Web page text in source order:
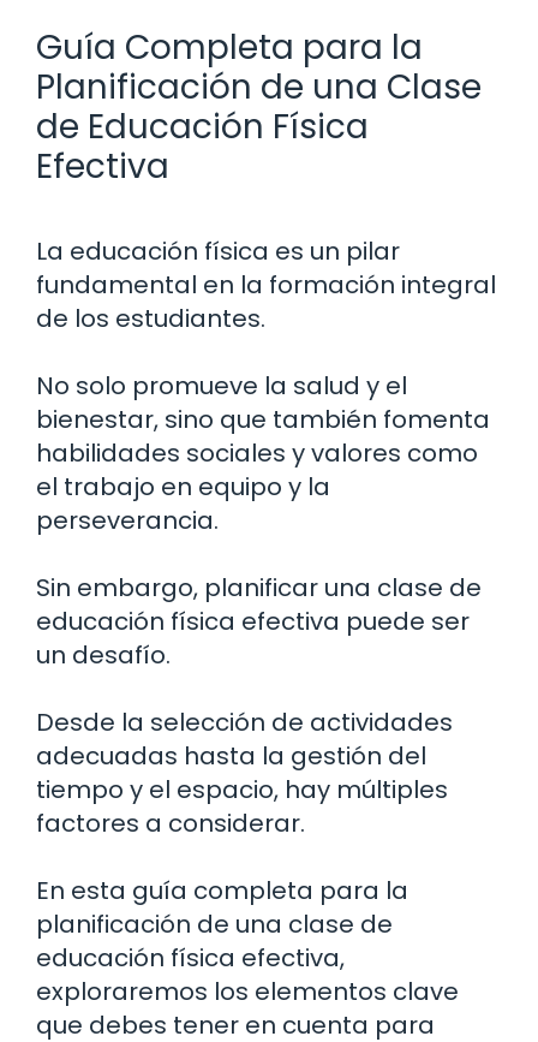
Guía Completa para la
Planificación de una Clase
de Educación Física
Efectiva
La educación física es un pilar
fundamental en la formación integral
de los estudiantes.
No solo promueve la salud y el
bienestar, sino que también fomenta
habilidades sociales y valores como
el trabajo en equipo y la
perseverancia.
Sin embargo, planificar una clase de
educación física efectiva puede ser
un desafío.
Desde la selección de actividades
adecuadas hasta la gestión del
tiempo y el espacio, hay múltiples
factores a considerar.
En esta guía completa para la
planificación de una clase de
educación física efectiva,
exploraremos los elementos clave
que debes tener en cuenta para